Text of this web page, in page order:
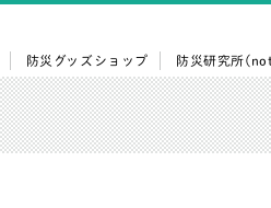
防災グッズショップ 防災研究所